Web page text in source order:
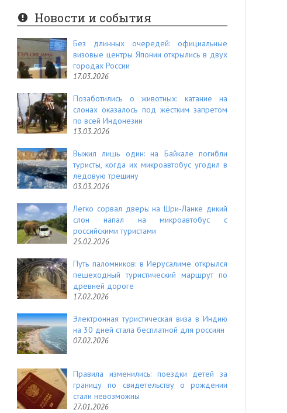
er
es
t
e
d
Новости и события
Без длинных очередей: официальные
визовые центры Японии открылись в двух
городах России
17.03.2026
Позаботились о животных: катание на
слонах оказалось под жёстким запретом
по всей Индонезии
13.03.2026
Выжил лишь один: на Байкале погибли
туристы, когда их микроавтобус угодил в
ледовую трещину
03.03.2026
Легко сорвал дверь: на Шри-Ланке дикий
слон напал на микроавтобус с
российскими туристами
25.02.2026
Путь паломников: в Иерусалиме открылся
пешеходный туристический маршрут по
древней дороге
17.02.2026
Электронная туристическая виза в Индию
на 30 дней стала бесплатной для россиян
07.02.2026
Правила изменились: поездки детей за
границу по свидетельству о рождении
стали невозможны
27.01.2026